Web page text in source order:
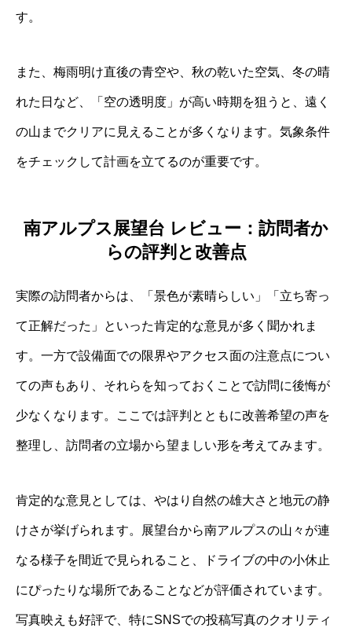
す。
また、梅雨明け直後の青空や、秋の乾いた空気、冬の晴
れた日など、「空の透明度」が高い時期を狙うと、遠く
の山までクリアに見えることが多くなります。気象条件
をチェックして計画を立てるのが重要です。
南アルプス展望台 レビュー：訪問者か
らの評判と改善点
実際の訪問者からは、「景色が素晴らしい」「立ち寄っ
て正解だった」といった肯定的な意見が多く聞かれま
す。一方で設備面での限界やアクセス面の注意点につい
ての声もあり、それらを知っておくことで訪問に後悔が
少なくなります。ここでは評判とともに改善希望の声を
整理し、訪問者の立場から望ましい形を考えてみます。
肯定的な意見としては、やはり自然の雄大さと地元の静
けさが挙げられます。展望台から南アルプスの山々が連
なる様子を間近で見られること、ドライブの中の小休止
にぴったりな場所であることなどが評価されています。
写真映えも好評で、特にSNSでの投稿写真のクオリティ